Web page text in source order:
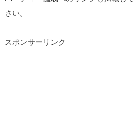
さい。
スポンサーリンク